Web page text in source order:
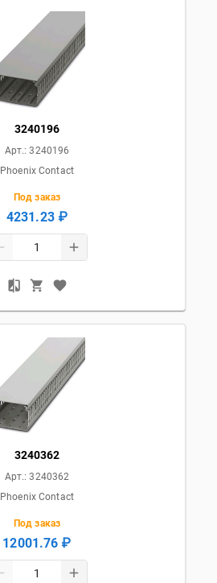
3240196
Арт.:3240196
Phoenix Contact
Под заказ
4231.23 ₽
3240362
Арт.:3240362
Phoenix Contact
Под заказ
12001.76 ₽